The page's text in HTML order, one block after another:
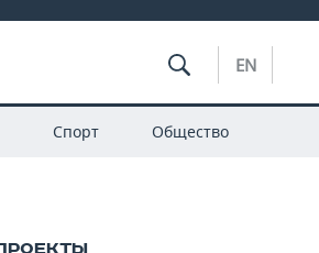
EN
Спорт Общество